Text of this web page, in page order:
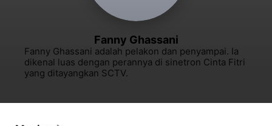
Fanny Ghassani
Fanny Ghassani adalah pelakon dan penyampai. Ia
dikenal luas dengan perannya di sinetron Cinta Fitri
yang ditayangkan SCTV.